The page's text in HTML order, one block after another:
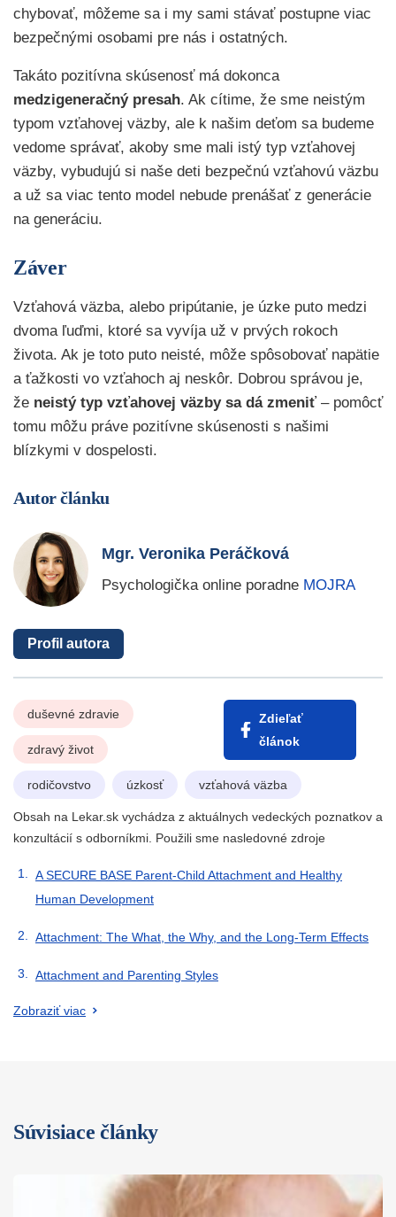
chybovať, môžeme sa i my sami stávať postupne viac
bezpečnými osobami pre nás i ostatných.
Takáto pozitívna skúsenosť má dokonca
medzigeneračný presah. Ak cítime, že sme neistým
typom vzťahovej väzby, ale k našim deťom sa budeme
vedome správať, akoby sme mali istý typ vzťahovej
väzby, vybudujú si naše deti bezpečnú vzťahovú väzbu
a už sa viac tento model nebude prenášať z generácie
na generáciu.
Záver
Vzťahová väzba, alebo pripútanie, je úzke puto medzi
dvoma ľuďmi, ktoré sa vyvíja už v prvých rokoch
života. Ak je toto puto neisté, môže spôsobovať napätie
a ťažkosti vo vzťahoch aj neskôr. Dobrou správou je,
že neistý typ vzťahovej väzby sa dá zmeniť– pomôcť
tomu môžu práve pozitívne skúsenosti s našimi
blízkymi v dospelosti.
Autor článku
Mgr. Veronika Peráčková
Psychologička online poradne MOJRA
Profil autora
duševné zdravie
zdravý život
Zdieľať
článok
rodičovstvo úzkosť vzťahová väzba
Obsah na Lekar.sk vychádza z aktuálnych vedeckých poznatkov a
konzultácií s odborníkmi. Použili sme nasledovné zdroje
A SECURE BASE Parent-Child Attachment and Healthy
Human Development
Attachment: The What, the Why, and the Long-Term Effects
Attachment and Parenting Styles
Zobraziť viac
Súvisiace články